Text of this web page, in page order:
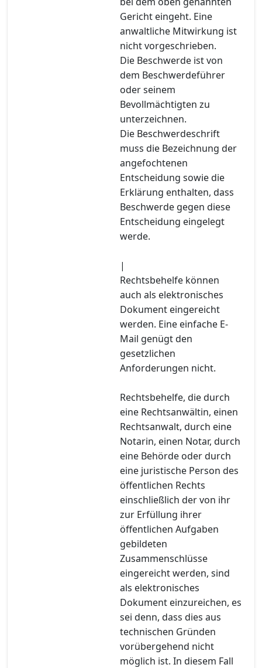
Gericht eingeht. Eine
anwaltliche Mitwirkung ist
nicht vorgeschrieben.
Die Beschwerde ist von
dem Beschwerdeführer
oder seinem
Bevollmächtigten zu
unterzeichnen.
Die Beschwerdeschrift
muss die Bezeichnung der
angefochtenen
Entscheidung sowie die
Erklärung enthalten, dass
Beschwerde gegen diese
Entscheidung eingelegt
werde.
|
Rechtsbehelfe können
auch als elektronisches
Dokument eingereicht
werden. Eine einfache E-
Mail genügt den
gesetzlichen
Anforderungen nicht.
Rechtsbehelfe, die durch
eine Rechtsanwältin, einen
Rechtsanwalt, durch eine
Notarin, einen Notar, durch
eine Behörde oder durch
eine juristische Person des
öffentlichen Rechts
einschließlich der von ihr
zur Erfüllung ihrer
öffentlichen Aufgaben
gebildeten
Zusammenschlüsse
eingereicht werden, sind
als elektronisches
Dokument einzureichen, es
sei denn, dass dies aus
technischen Gründen
vorübergehend nicht
möglich ist. In diesem Fall